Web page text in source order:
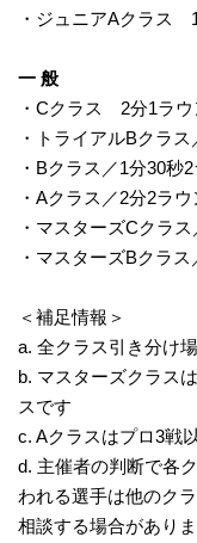
・ジュニアAクラス
一 般
・Cクラス 2分1ラウ
・トライアルBクラ
・Bクラス／1分30秒
・Aクラス／2分2ラウ
・マスターズCクラ
・マスターズBクラ
＜補足情報＞
a. 全クラス引き分け
b. マスターズクラス
スです
c. Aクラスはプロ3戦
d. 主催者の判断で各
われる選手は他のク
相談する場合があり